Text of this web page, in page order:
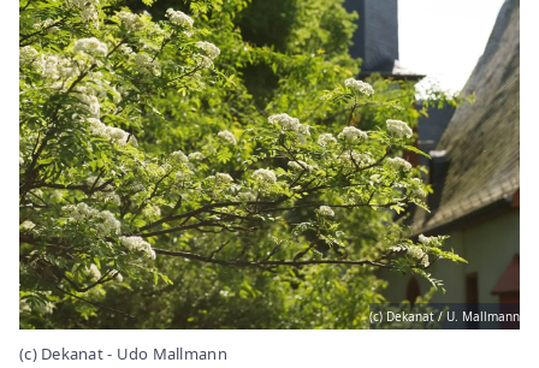
(c) Dekanat / U. Mallmann
(c) Dekanat - Udo Mallmann